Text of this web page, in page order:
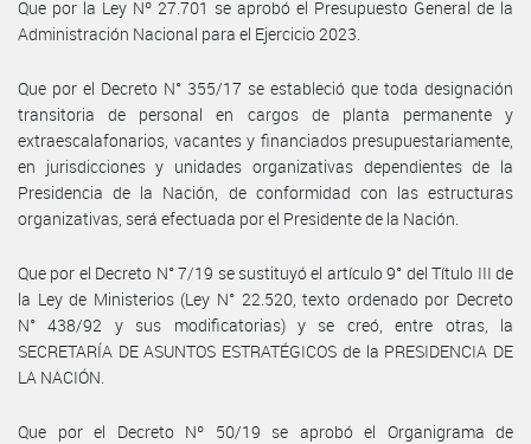
Que por la Ley Nº 27.701 se aprobó el Presupuesto General de la
Administración Nacional para el Ejercicio 2023.
Que por el Decreto N° 355/17 se estableció que toda designación
transitoria de personal en cargos de planta permanente y
extraescalafonarios, vacantes y financiados presupuestariamente,
en jurisdicciones y unidades organizativas dependientes de la
Presidencia de la Nación, de conformidad con las estructuras
organizativas, será efectuada por el Presidente de la Nación.
Que por el Decreto N° 7/19 se sustituyó el artículo 9° del Título III de
la Ley de Ministerios (Ley N° 22.520, texto ordenado por Decreto
N° 438/92 y sus modificatorias) y se creó, entre otras, la
SECRETARÍA DE ASUNTOS ESTRATÉGICOS de la PRESIDENCIA DE
LA NACIÓN.
Que por el Decreto Nº 50/19 se aprobó el Organigrama de